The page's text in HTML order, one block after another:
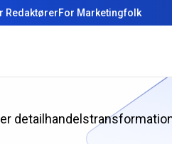
RedaktørerFor Marketingfolk